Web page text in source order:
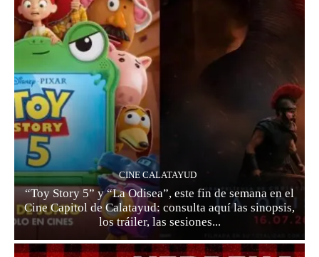
CINE CALATAYUD
“Toy Story 5” y “La Odisea”, este fin de semana en el
Cine Capitol de Calatayud: consulta aquí las sinopsis,
los tráiler, las sesiones...